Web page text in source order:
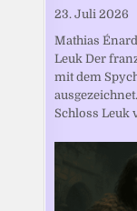
23. Juli 2026
Mathias
Leuk Der
mit dem
Schloss Leuk